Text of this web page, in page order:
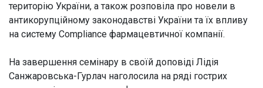
територію України, а також розповіла про новели в
антикорупційному законодавстві України та їх впливу
на систему Compliance фармацевтичної компанії.
На завершення семінару в своїй доповіді Лідія
Санжаровська-Гурлач наголосила на ряді гострих